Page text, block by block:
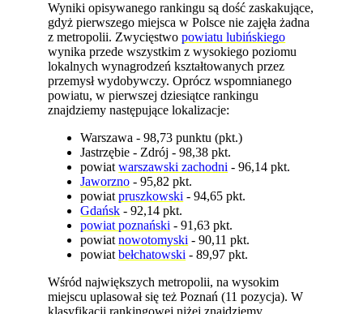
Wyniki opisywanego rankingu są dość zaskakujące,
gdyż pierwszego miejsca w Polsce nie zajęła żadna
z metropolii. Zwycięstwopowiatu lubińskiego
wynika przede wszystkim z wysokiego poziomu
lokalnych wynagrodzeń kształtowanych przez
przemysł wydobywczy. Oprócz wspomnianego
powiatu, w pierwszej dziesiątce rankingu
znajdziemy następujące lokalizacje:
Warszawa - 98,73 punktu (pkt.)
Jastrzębie - Zdrój - 98,38 pkt.
powiatwarszawski zachodni - 96,14 pkt.
Jaworzno - 95,82 pkt.
powiatpruszkowski - 94,65 pkt.
Gdańsk - 92,14 pkt.
powiat poznański - 91,63 pkt.
powiatnowotomyski - 90,11 pkt.
powiatbełchatowski - 89,97 pkt.
Wśród największych metropolii, na wysokim
miejscu uplasował się też Poznań (11 pozycja). W
klasyfikacji rankingowej niżej znajdziemy